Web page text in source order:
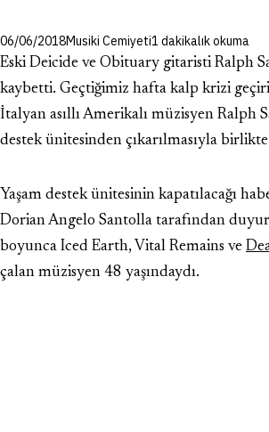
06/06/2018Musiki Cemiyeti1 dakikalık okuma
Eski Deicide ve Obituary gitaristi Ralph
kaybetti. Geçtiğimiz hafta kalp krizi
İtalyan asıllı Amerikalı müzisyen Ralph
destek ünitesinden çıkarılmasıyla
Yaşam destek ünitesinin kapatılacağı
Dorian Angelo Santolla tarafından
boyunca Iced Earth, Vital Remains ve
çalan müzisyen 48 yaşındaydı.